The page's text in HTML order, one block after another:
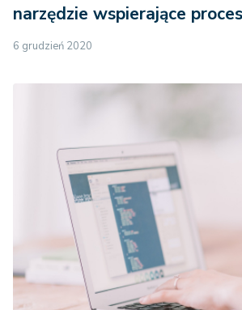
narzędzie wspierające
6 grudzień 2020